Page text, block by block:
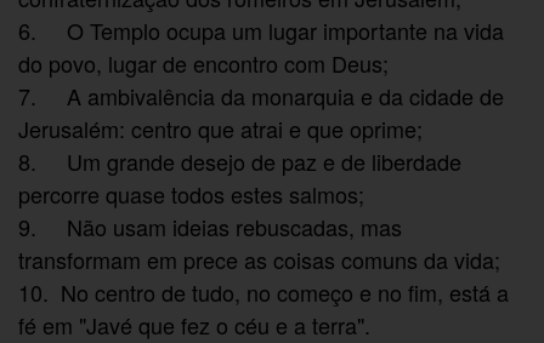
6. O Templo ocupa um lugar importante na vida
do povo, lugar de encontro com Deus;
7. A ambivalência da monarquia e da cidade de
Jerusalém: centro que atrai e que oprime;
8. Um grande desejo de paz e de liberdade
percorre quase todos estes salmos;
9. Não usam ideias rebuscadas, mas
transformam em prece as coisas comuns da vida;
10. No centro de tudo, no começo e no fim, está a
fé em "Javé que fez o céu e a terra".